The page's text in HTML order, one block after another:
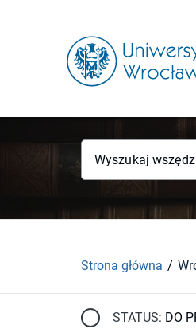
Wyszukaj
Strona główna
STATUS: DO